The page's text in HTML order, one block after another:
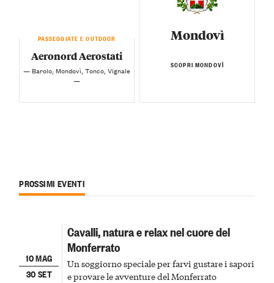
PASSEGGIATE E OUTDOOR
Aeronord Aerostati
— Barolo, Mondovì, Tonco, Vignale
—
Mondovì
SCOPRI MONDOVÌ
PROSSIMI EVENTI
10 MAG
30 SET
Cavalli, natura e relax nel cuore del
Monferrato
Un soggiorno speciale per farvi gustare i sapori
e provare le avventure del Monferrato